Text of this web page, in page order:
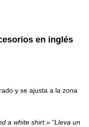
en inglés
y se ajusta a la zona
a white shirt.» “Lleva un